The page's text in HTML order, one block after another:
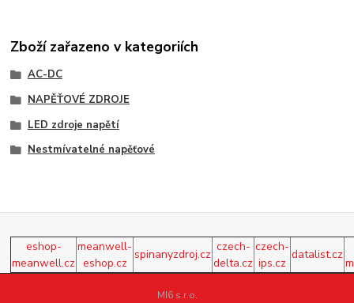
Zboží zařazeno v kategoriích
AC-DC
NAPĚŤOVÉ ZDROJE
LED zdroje napětí
Nestmívatelné napěťové
eshop-
meanwell.cz
meanwell-
eshop.cz
spinanyzdroj.cz
czech-
delta.cz
czech-
ips.cz
datalist.cz
MI6 s.r.o.